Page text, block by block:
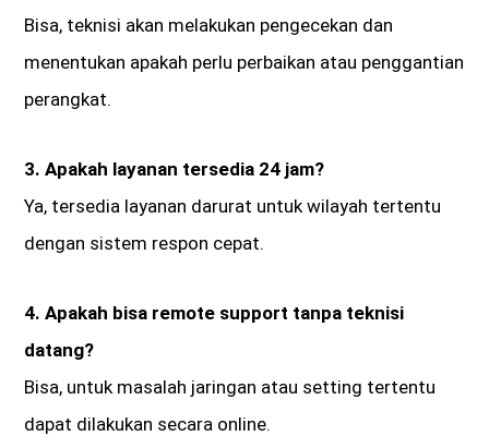
Bisa, teknisi akan melakukan pengecekan dan
menentukan apakah perlu perbaikan atau penggantian
perangkat.
3. Apakah layanan tersedia 24 jam?
Ya, tersedia layanan darurat untuk wilayah tertentu
dengan sistem respon cepat.
4. Apakah bisa remote support tanpa teknisi
datang?
Bisa, untuk masalah jaringan atau setting tertentu
dapat dilakukan secara online.